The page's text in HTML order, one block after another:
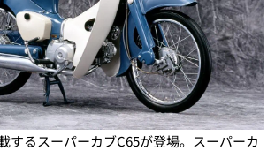
するスーパーカブC65が登場。スーパーカ